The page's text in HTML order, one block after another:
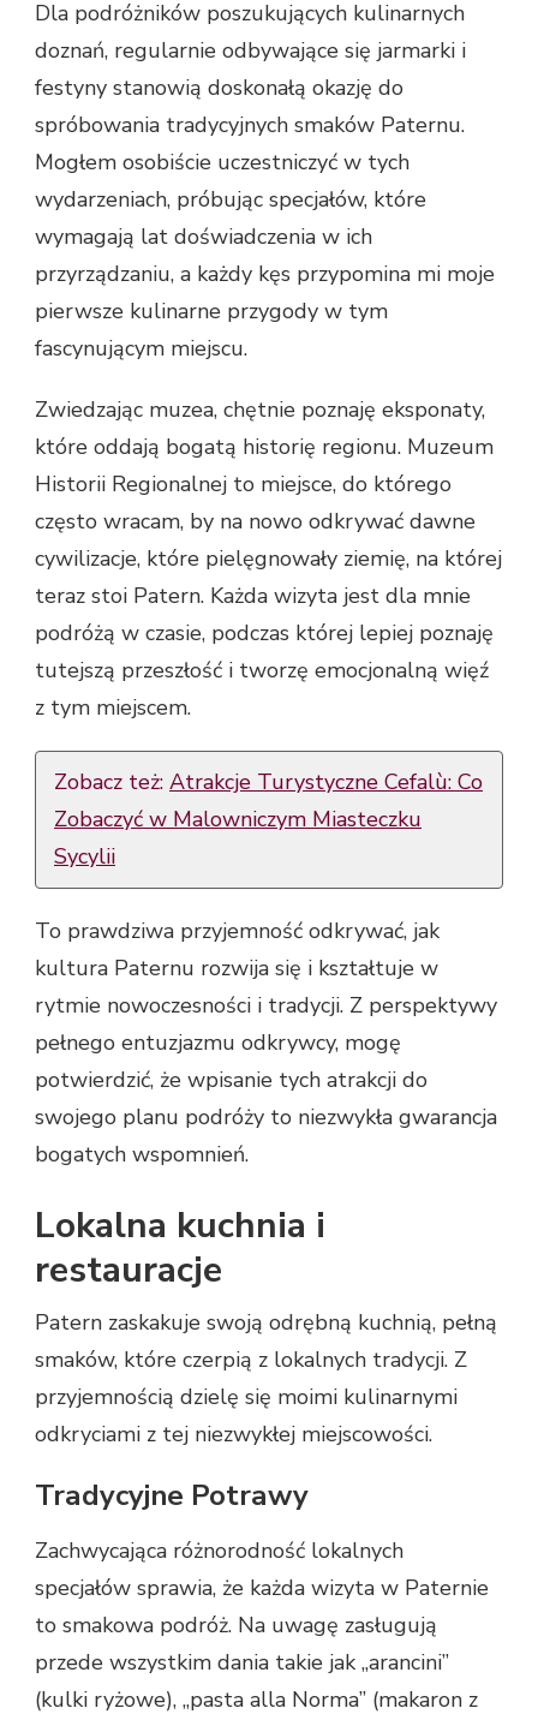
Dla podróżników poszukujących kulinarnych
doznań, regularnie odbywające się jarmarki i
festyny stanowią doskonałą okazję do
spróbowania tradycyjnych smaków Paternu.
Mogłem osobiście uczestniczyć w tych
wydarzeniach, próbując specjałów, które
wymagają lat doświadczenia w ich
przyrządzaniu, a każdy kęs przypomina mi moje
pierwsze kulinarne przygody w tym
fascynującym miejscu.
Zwiedzając muzea, chętnie poznaję eksponaty,
które oddają bogatą historię regionu. Muzeum
Historii Regionalnej to miejsce, do którego
często wracam, by na nowo odkrywać dawne
cywilizacje, które pielęgnowały ziemię, na której
teraz stoi Patern. Każda wizyta jest dla mnie
podróżą w czasie, podczas której lepiej poznaję
tutejszą przeszłość i tworzę emocjonalną więź
z tym miejscem.
Zobacz też: Atrakcje Turystyczne Cefalù: Co
Zobaczyć w Malowniczym Miasteczku
Sycylii
To prawdziwa przyjemność odkrywać, jak
kultura Paternu rozwija się i kształtuje w
rytmie nowoczesności i tradycji. Z perspektywy
pełnego entuzjazmu odkrywcy, mogę
potwierdzić, że wpisanie tych atrakcji do
swojego planu podróży to niezwykła gwarancja
bogatych wspomnień.
Lokalna kuchnia i
restauracje
Patern zaskakuje swoją odrębną kuchnią, pełną
smaków, które czerpią z lokalnych tradycji. Z
przyjemnością dzielę się moimi kulinarnymi
odkryciami z tej niezwykłej miejscowości.
Tradycyjne Potrawy
Zachwycająca różnorodność lokalnych
specjałów sprawia, że każda wizyta w Paternie
to smakowa podróż. Na uwagę zasługują
przede wszystkim dania takie jak „arancini”
(kulki ryżowe), „pasta alla Norma” (makaron z